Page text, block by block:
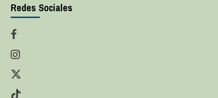
Redes Sociales